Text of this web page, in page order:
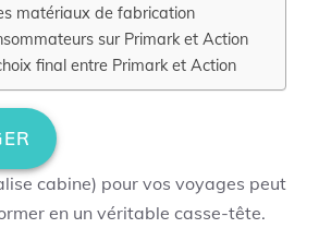
matériaux de fabrication
sur Primark et Action
final entre Primark et Action
cabine) pour vos voyages peut
en un véritable casse-tête.